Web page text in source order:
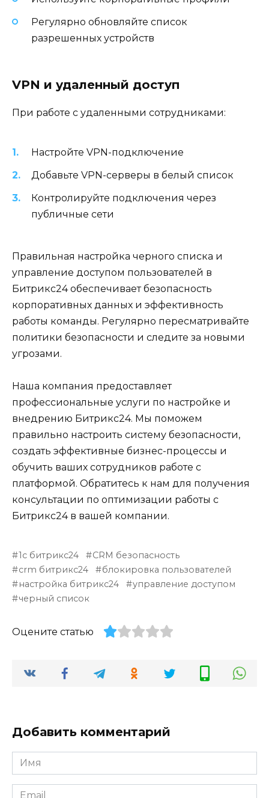
Регулярно обновляйте список
разрешенных устройств
VPN и удаленный доступ
При работе с удаленными сотрудниками:
Настройте VPN-подключение
Добавьте VPN-серверы в белый список
Контролируйте подключения через
публичные сети
Правильная настройка черного списка и
управление доступом пользователей в
Битрикс24 обеспечивает безопасность
корпоративных данных и эффективность
работы команды. Регулярно пересматривайте
политики безопасности и следите за новыми
угрозами.
Наша компания предоставляет
профессиональные услуги по настройке и
внедрению Битрикс24. Мы поможем
правильно настроить систему безопасности,
создать эффективные бизнес-процессы и
обучить ваших сотрудников работе с
платформой. Обратитесь к нам для получения
консультации по оптимизации работы с
Битрикс24 в вашей компании.
1с битрикс24
CRM безопасность
crm битрикс24
блокировка пользователей
настройка битрикс24
управление доступом
черный список
Оцените статью
Добавить комментарий
Имя
*
Email